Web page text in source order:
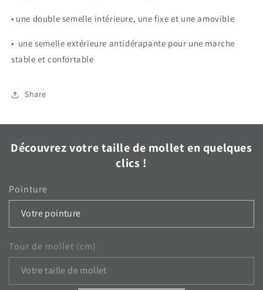
• une double semelle intérieure, une fixe et une amovible
• une semelle extérieure antidérapante pour une marche
stable et confortable
Share
Découvrez votre taille de mollet en quelques
clics !
Pointure
Tour de mollet (cm)